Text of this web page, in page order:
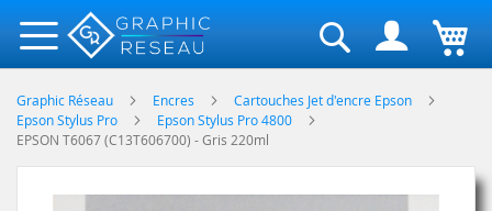
Rechercher
Graphic Réseau Encres
Cartouches Jet d'encre Epson
Epson Stylus Pro
Epson Stylus Pro 4800
EPSON T6067 (C13T606700) - Gris 220ml